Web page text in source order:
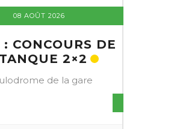
08 AOÛT 2026
CONCOURS DE
2×2
de la gare